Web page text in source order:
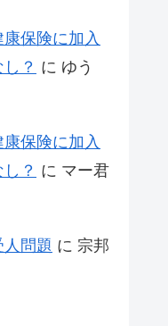
康保険に加入
？ に ゆう
康保険に加入
？ に マー君
問題 に 宗邦